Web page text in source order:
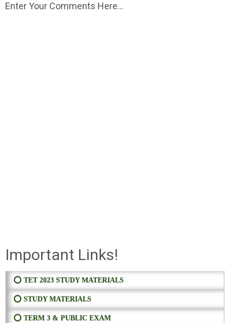
Enter Your Comments Here...
Important Links!
⭕ TET 2023 STUDY MATERIALS
⭕ STUDY MATERIALS
⭕ TERM 3 & PUBLIC EXAM